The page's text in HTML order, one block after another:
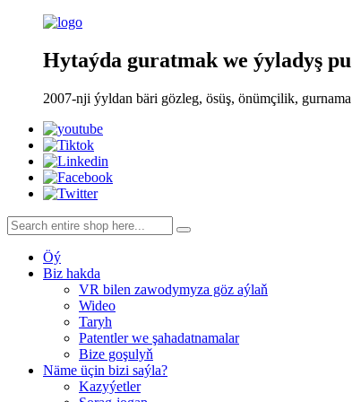
Hytaýda guratmak we ýyladyş
2007-nji ýyldan bäri gözleg, ösüş, önümçilik,
Öý
Biz hakda
VR bilen zawodymyza göz aýlaň
Wideo
Taryh
Patentler we şahadatnamalar
Bize goşulyň
Näme üçin bizi saýla?
Kazyýetler